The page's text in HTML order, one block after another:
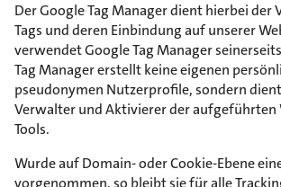
Der Google Tag Manager dient hierbei der
Tags und deren Einbindung auf unserer
verwendet Google Tag Manager
Tag Manager erstellt keine eigenen
pseudonymen Nutzerprofile, sondern
Verwalter und Aktivierer der aufgeführten
Tools.
Wurde auf Domain- oder Cookie-Ebene
vorgenommen, so bleibt sie für alle